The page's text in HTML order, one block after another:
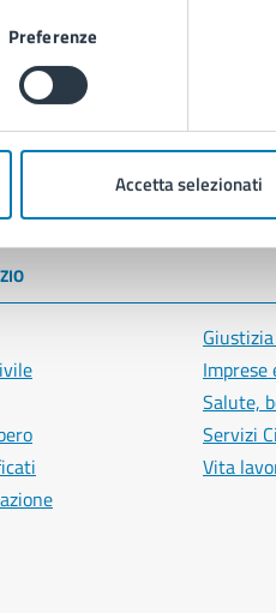
Preferenze
Accetta selezionati
Imprese
Salute,
Servizi
Vita